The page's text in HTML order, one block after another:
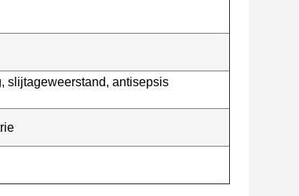
slijtageweerstand, antisepsis